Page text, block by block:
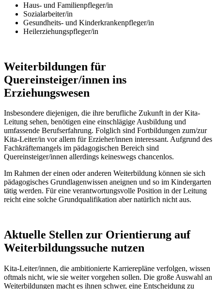
Haus- und Familienpfleger/in
Sozialarbeiter/in
Gesundheits- und Kinderkrankenpfleger/in
Heilerziehungspfleger/in
Weiterbildungen für
Quereinsteiger/innen ins
Erziehungswesen
Insbesondere diejenigen, die ihre berufliche Zukunft in der Kita-
Leitung sehen, benötigen eine einschlägige Ausbildung und
umfassende Berufserfahrung. Folglich sind Fortbildungen zum/zur
Kita-Leiter/in vor allem für Erzieher/innen interessant. Aufgrund des
Fachkräftemangels im pädagogischen Bereich sind
Quereinsteiger/innen allerdings keineswegs chancenlos.
Im Rahmen der einen oder anderen Weiterbildung können sie sich
pädagogisches Grundlagenwissen aneignen und so im Kindergarten
tätig werden. Für eine verantwortungsvolle Position in der Leitung
reicht eine solche Grundqualifikation aber natürlich nicht aus.
Aktuelle Stellen zur Orientierung auf
Weiterbildungssuche nutzen
Kita-Leiter/innen, die ambitionierte Karrierepläne verfolgen, wissen
oftmals nicht, wie sie weiter vorgehen sollen. Die große Auswahl an
Weiterbildungen macht es ihnen schwer, eine Entscheidung zu